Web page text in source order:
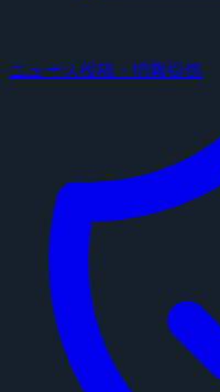
ニュース投稿・情報提供